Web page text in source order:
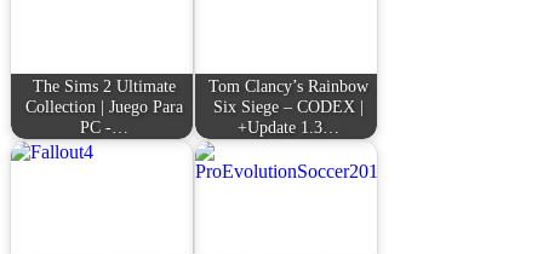
The Sims 2 Ultimate
Collection | Juego Para
PC -…
Tom Clancy’s Rainbow
Six Siege – CODEX |
+Update 1.3…